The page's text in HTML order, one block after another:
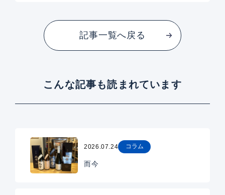
記事一覧へ戻る
こんな記事も読まれています
2026.07.24 コラム
而今